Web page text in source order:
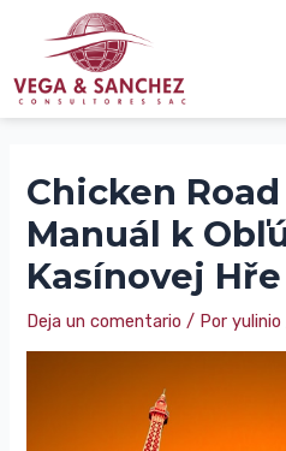
Chicken
Manuál k
Kasínovej Hře
Deja un comentario / Poryulinio